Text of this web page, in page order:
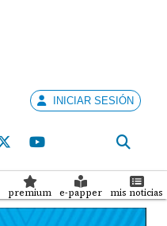
Panameño muere
INICIAR SESIÓN
premium e-papper mis noticias